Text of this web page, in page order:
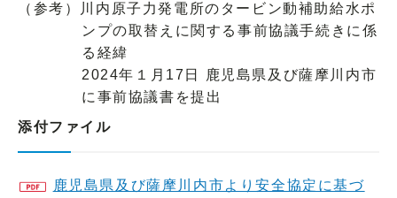
（参考）川内原子力発電所のタービン動補助給水ポ
ンプの取替えに関する事前協議手続きに係
る経緯
2024年１月17日 鹿児島県及び薩摩川内市
に事前協議書を提出
添付ファイル
鹿児島県及び薩摩川内市より安全協定に基づ